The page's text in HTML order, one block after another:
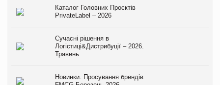
Каталог Головних Проєктів
PrivateLabel – 2026
Сучасні рішення в
Логістиці&Дистрибуції – 2026.
Травень
Новинки. Просування брендів